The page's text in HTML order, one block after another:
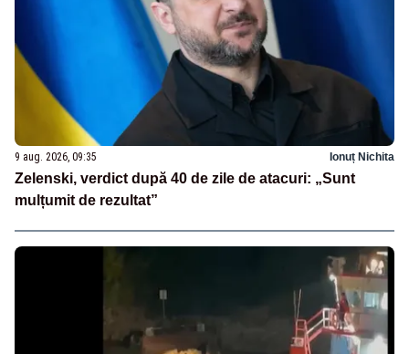
9 aug. 2026, 09:35 Ionuț Nichita
Zelenski, verdict după 40 de zile de atacuri: „Sunt
mulțumit de rezultat”